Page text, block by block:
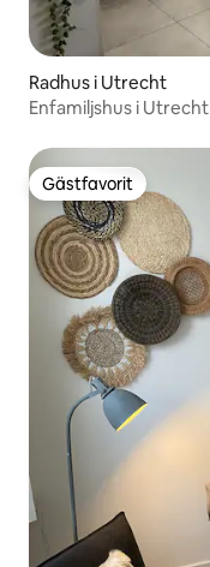
Radhus i Utrecht
Enfamiljshus i Utrecht
Gästfavorit
Gästfavorit